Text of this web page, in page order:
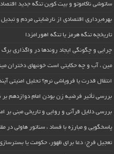
ساتوشی ناکاموتو و بیت کوین تنگه جدید اقتصاد
بهره‌برداری اقتصادی از نارضایتی مردم و
تاریخچه تنگه هرمز یا تنگه اهورامزدا
چرایی و چگونگی ایجاد روندها در واگذاری برگ
مین ، آب و چه حکایتی است خونبهای دختران
انتقال قدرت یا فروپاشی نرم؟ تحلیل امنیتی
بررسی تأثیر فرضیه زن بودن امام دوازدهم بر
بررسی دلایل قرآنی و روایی و تاریخی مبنی
پاسخگویی و مبارزه با فساد ، سناتور هاولی در
تعجیل فرج: دعا برای ظهور، حکومت یا